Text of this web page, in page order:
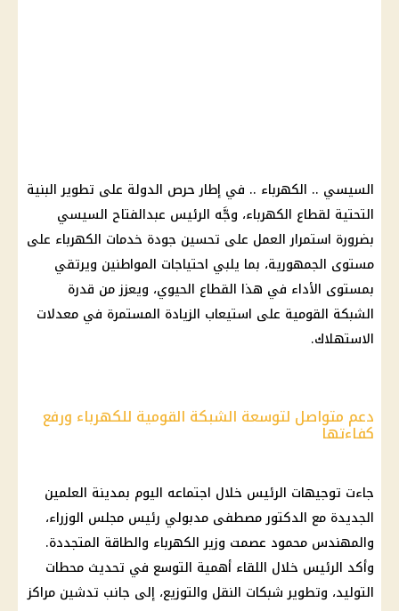
السيسي .. الكهرباء .. في إطار حرص الدولة على تطوير البنية
التحتية لقطاع الكهرباء، وجَّه الرئيس عبدالفتاح السيسي
بضرورة استمرار العمل على تحسين جودة خدمات الكهرباء على
مستوى الجمهورية، بما يلبي احتياجات المواطنين ويرتقي
بمستوى الأداء في هذا القطاع الحيوي، ويعزز من قدرة
الشبكة القومية على استيعاب الزيادة المستمرة في معدلات
الاستهلاك.
دعم متواصل لتوسعة الشبكة القومية للكهرباء ورفع
كفاءتها
جاءت توجيهات الرئيس خلال اجتماعه اليوم بمدينة العلمين
الجديدة مع الدكتور مصطفى مدبولي رئيس مجلس الوزراء،
والمهندس محمود عصمت وزير الكهرباء والطاقة المتجددة.
وأكد الرئيس خلال اللقاء أهمية التوسع في تحديث محطات
التوليد، وتطوير شبكات النقل والتوزيع، إلى جانب تدشين مراكز